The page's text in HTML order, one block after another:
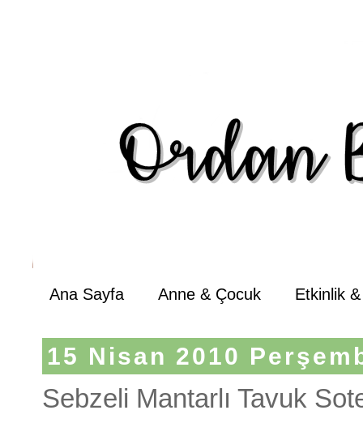
Ana Sayfa Anne & Çocuk Etkinlik
15 Nisan 2010
Sebzeli Mantarlı Tavuk